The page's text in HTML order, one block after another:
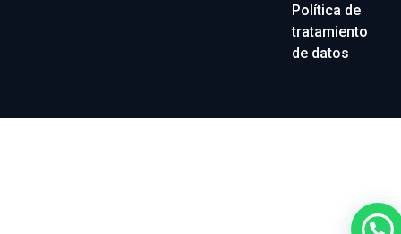
Política de
tratamiento
de datos